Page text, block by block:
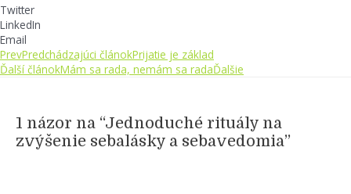
Twitter
LinkedIn
Email
PrevPredchádzajúci článokPrijatie je základ
Ďalší článokMám sa rada, nemám sa radaĎalšie
1 názor na “Jednoduché rituály na
zvýšenie sebalásky a sebavedomia”